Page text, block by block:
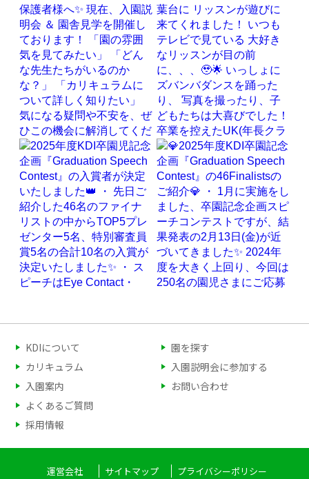
KDIについて
カリキュラム
入園案内
よくあるご質問
園を探す
入園説明会に参加する
お問い合わせ
採用情報
運営会社 サイトマップ
プライバシーポリシー